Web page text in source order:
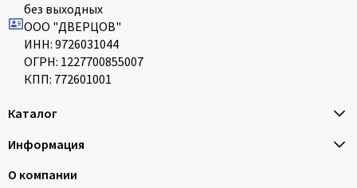
без выходных
ООО "ДВЕРЦОВ"
ИНН: 9726031044
ОГРН: 1227700855007
КПП: 772601001
Каталог
Информация
О компании